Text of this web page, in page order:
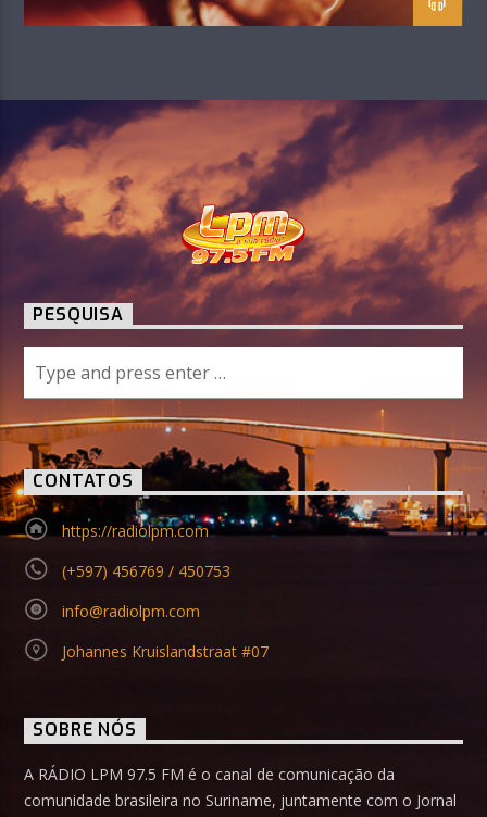
PESQUISA
CONTATOS
https://radiolpm.com
(+597) 456769 / 450753
info@radiolpm.com
Johannes Kruislandstraat #07
SOBRE NÓS
A RÁDIO LPM 97.5 FM é o canal de comunicação da
comunidade brasileira no Suriname, juntamente com o Jornal